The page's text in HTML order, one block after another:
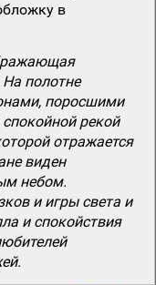
в
полотне
поросшими
спокойной рекой
отражается
виден
небом.
и игры света и
и спокойствия